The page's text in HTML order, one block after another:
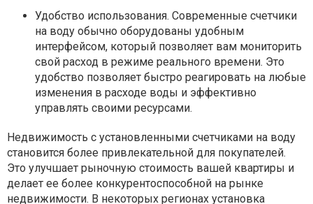
Удобство использования. Современные счетчики
на воду обычно оборудованы удобным
интерфейсом, который позволяет вам мониторить
свой расход в режиме реального времени. Это
удобство позволяет быстро реагировать на любые
изменения в расходе воды и эффективно
управлять своими ресурсами.
Недвижимость с установленными счетчиками на воду
становится более привлекательной для покупателей.
Это улучшает рыночную стоимость вашей квартиры и
делает ее более конкурентоспособной на рынке
недвижимости. В некоторых регионах установка